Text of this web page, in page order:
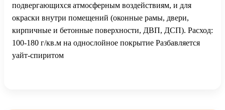
подвергающихся атмосферным воздействиям, и для
окраски внутри помещений (оконные рамы, двери,
кирпичные и бетонные поверхности, ДВП, ДСП). Расход:
100-180 г/кв.м на однослойное покрытие Разбавляется
уайт-спиритом